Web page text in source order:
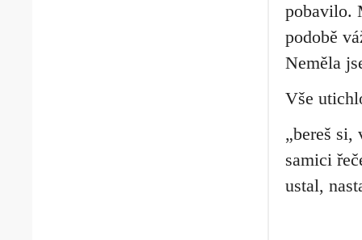
pobavilo.
podobě
Neměla
Vše
„bereš si,
samici
ustal,